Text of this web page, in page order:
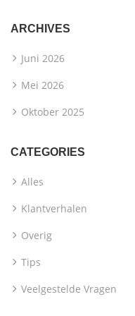
ARCHIVES
Juni 2026
Mei 2026
Oktober 2025
CATEGORIES
Alles
Klantverhalen
Overig
Tips
Veelgestelde Vragen